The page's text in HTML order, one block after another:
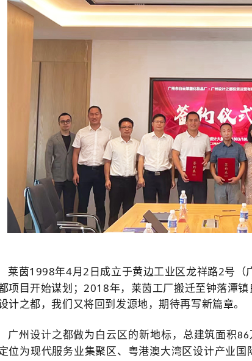
莱茵1998年4月2 日成立于黄边工业区龙祥路2号（
项目开始谋划；2018年，莱茵工厂搬迁至钟落潭镇
计之都，我们又将回到发源地，期待再写新篇章。
广州设计之都做为白云区的新地标， 总建筑面积86
位为现代服务业集聚区、粤港澳大湾区设计产业国